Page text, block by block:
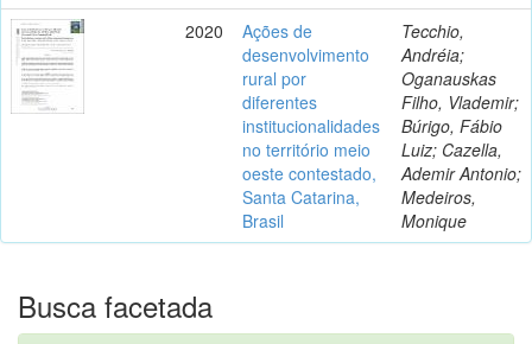
2020
Ações de
desenvolvimento
rural por
diferentes
institucionalidades
no território meio
oeste contestado,
Santa Catarina,
Brasil
Tecchio,
Andréia;
Oganauskas
Filho, Vlademir;
Búrigo, Fábio
Luiz; Cazella,
Ademir Antonio;
Medeiros,
Monique
Busca facetada